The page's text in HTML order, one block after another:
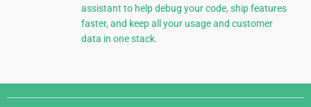
assistant to help debug your code, ship features
faster, and keep all your usage and customer
data in one stack.
Django